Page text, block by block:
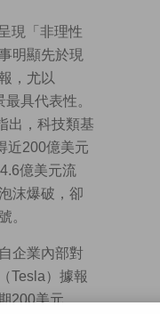
現「非理性
明顯先於現
，尤以
具代表性。
出，科技類基
近200億美元
億美元流
沫爆破，卻
。
企業內部對
Tesla）據報
200美元，